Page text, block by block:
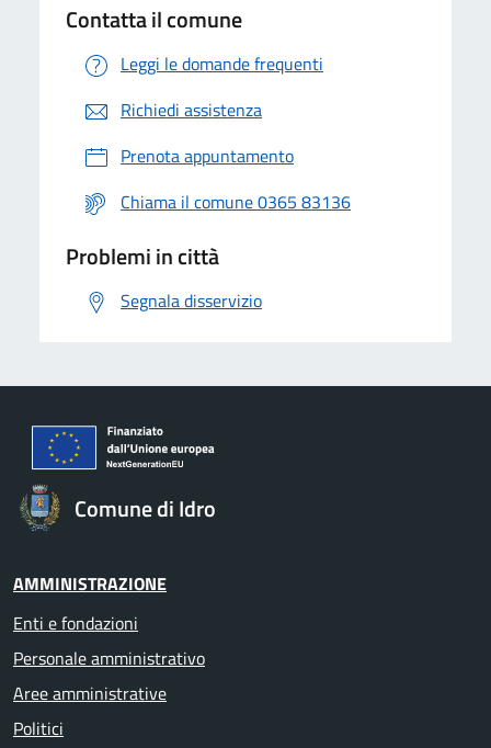
Contatta il comune
Leggi le domande frequenti
Richiedi assistenza
Prenota appuntamento
Chiama il comune 0365 83136
Problemi in città
Segnala disservizio
Comune di Idro
AMMINISTRAZIONE
Enti e fondazioni
Personale amministrativo
Aree amministrative
Politici